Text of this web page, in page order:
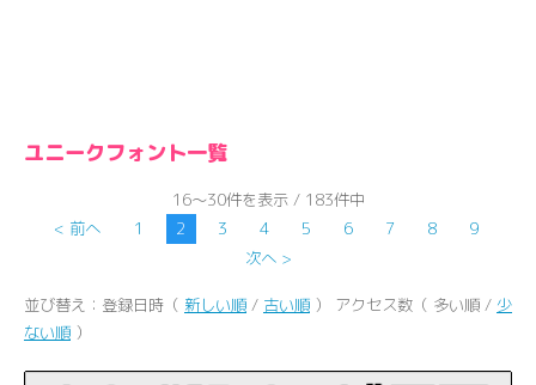
ユニークフォント一覧
16～30件を表示 / 183件中
< 前へ
1 2 3 4 5 6 7 8
9
次へ >
並び替え：登録日時（ 新しい順 / 古い順 ） アクセス数（ 多い順 / 少
ない順 ）